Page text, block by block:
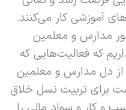
آموزشی کار می‌کنند.
مدارس و معلمین
که فعالیت‌هایی که
از دل مدارس و معلمین
برای تربیت نسل خلاق